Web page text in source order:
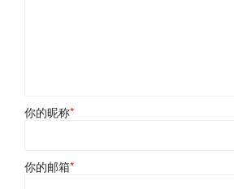
你的昵称*
你的邮箱*